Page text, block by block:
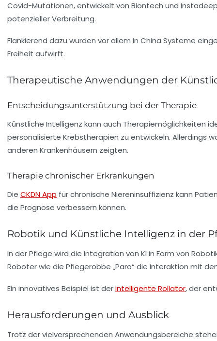
Covid-Mutationen, entwickelt von Biontech und
potenzieller Verbreitung.
Flankierend dazu wurden vor allem in China Systeme
Freiheit aufwirft.
Therapeutische Anwendungen der
Entscheidungsunterstützung bei der Therapie
Künstliche Intelligenz kann auch Therapiemöglichkeiten
personalisierte Krebstherapien zu entwickeln. Allerdings
anderen Krankenhäusern zeigten.
Therapie chronischer Erkrankungen
Die CKDN App für chronische Niereninsuffizienz kann
die Prognose verbessern können.
Robotik und Künstliche Intelligenz in der
In der Pflege wird die Integration von KI in Form von
Roboter wie die Pflegerobbe „Paro“ die Interaktion mit
Ein innovatives Beispiel ist derintelligente Rollator, der
Herausforderungen und Ausblick
Trotz der vielversprechenden Anwendungsbereiche